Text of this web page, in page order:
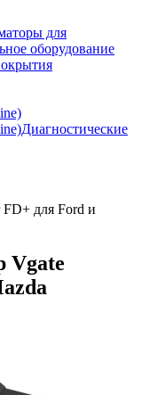
для
оборудование
Диагностические
для Ford и
Vgate